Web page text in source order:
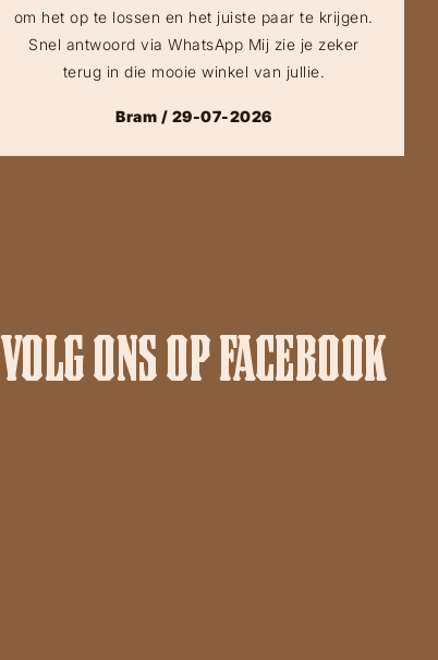
om het op te lossen en het juiste paar te krijgen.
Snel antwoord via WhatsApp Mij zie je zeker
terug in die mooie winkel van jullie.
Bram / 29-07-2026
VOLG ONS OP FACEBOOK